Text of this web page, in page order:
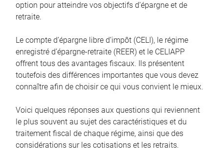
option pour atteindre vos objectifs d’épargne et de
retraite.
Le compte d’épargne libre d’impôt (CELI), le régime
enregistré d’épargne-retraite (REER) et le CELIAPP
offrent tous des avantages fiscaux. Ils présentent
toutefois des différences importantes que vous devez
connaître afin de choisir ce qui vous convient le mieux.
Voici quelques réponses aux questions qui reviennent
le plus souvent au sujet des caractéristiques et du
traitement fiscal de chaque régime, ainsi que des
considérations sur les cotisations et les retraits.